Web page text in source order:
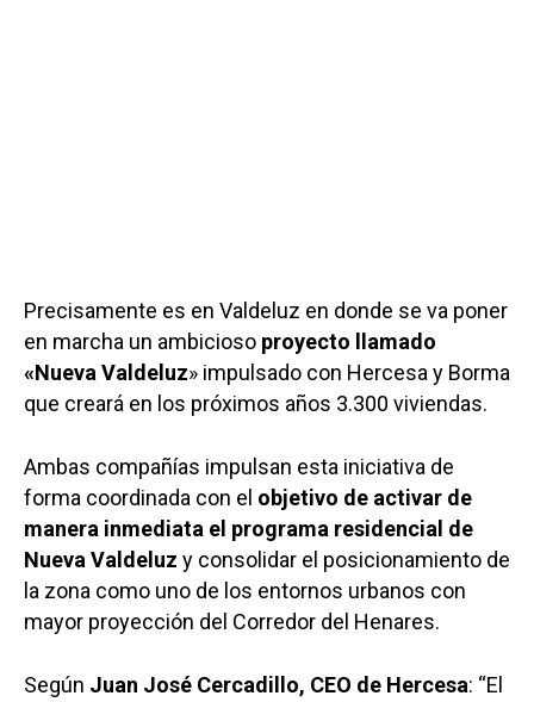
Precisamente es en Valdeluz en donde se va poner
en marcha un ambicioso proyecto llamado
«Nueva Valdeluz» impulsado con Hercesa y Borma
que creará en los próximos años 3.300 viviendas.
Ambas compañías impulsan esta iniciativa de
forma coordinada con el objetivo de activar de
manera inmediata el programa residencial de
Nueva Valdeluz y consolidar el posicionamiento de
la zona como uno de los entornos urbanos con
mayor proyección del Corredor del Henares.
Según Juan José Cercadillo, CEO de Hercesa: “El